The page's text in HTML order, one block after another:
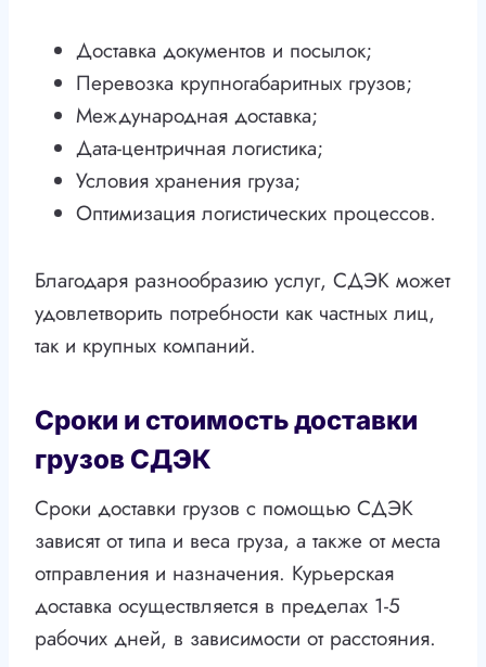
Доставка документов и посылок;
Перевозка крупногабаритных грузов;
Международная доставка;
Дата-центричная логистика;
Условия хранения груза;
Оптимизация логистических процессов.
Благодаря разнообразию услуг, СДЭК может
удовлетворить потребности как частных лиц,
так и крупных компаний.
Сроки и стоимость доставки
грузов СДЭК
Сроки доставки грузов с помощью СДЭК
зависят от типа и веса груза, а также от места
отправления и назначения. Курьерская
доставка осуществляется в пределах 1-5
рабочих дней, в зависимости от расстояния.